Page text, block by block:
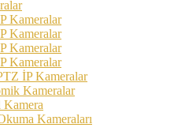
İP Kameralar
Kameralar
Kameraları